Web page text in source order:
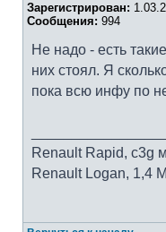
Зарегистрирован:
Сообщения: 994
Не надо - есть
них стоял. Я
пока всю инфу по
Renault Rapid, c3g
Renault Logan, 1,4